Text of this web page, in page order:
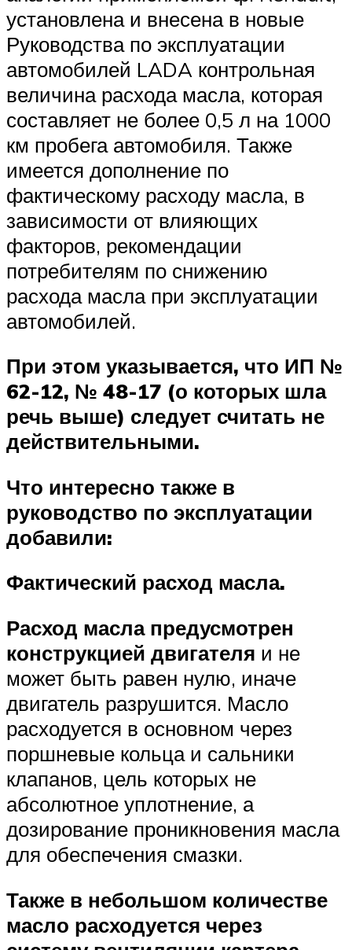
установлена и внесена в новые
Руководства по эксплуатации
автомобилей LADA контрольная
величина расхода масла, которая
составляет не более 0,5 л на 1000
км пробега автомобиля. Также
имеется дополнение по
фактическому расходу масла, в
зависимости от влияющих
факторов, рекомендации
потребителям по снижению
расхода масла при эксплуатации
автомобилей.
При этом указывается, что ИП №
62-12, № 48-17 (о которых шла
речь выше) следует считать не
действительными.
Что интересно также в
руководство по эксплуатации
добавили:
Фактический расход масла.
Расход масла предусмотрен
конструкцией двигателя и не
может быть равен нулю, иначе
двигатель разрушится. Масло
расходуется в основном через
поршневые кольца и сальники
клапанов, цель которых не
абсолютное уплотнение, а
дозирование проникновения масла
для обеспечения смазки.
Также в небольшом количестве
масло расходуется через